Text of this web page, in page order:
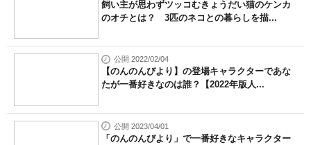
飼い主が思わずツッコむきょうだい猫のケンカ
のオチとは？ 3匹のネコとの暮らしを描...
公開 2022/02/04
【のんのんびより】の登場キャラクターであな
たが一番好きなのは誰？【2022年版人...
公開 2023/04/01
「のんのんびより」で一番好きなキャラクター